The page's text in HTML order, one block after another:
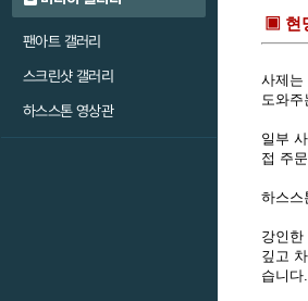
팬아트 갤러리
스크린샷 갤러리
하스스톤 영상관
▣ 현
사제는
도와
일부
접 주
하스스
강인
깊고
습니다.